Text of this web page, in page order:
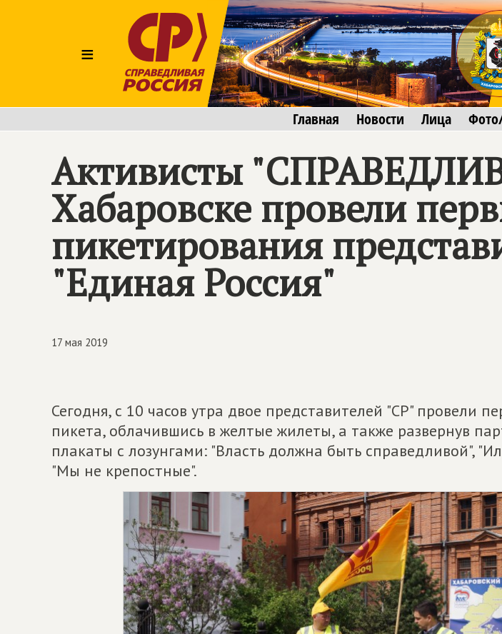
≡
Главная Новости Лица
Активисты
Хабаровске провели
пикетирования
"Единая Россия"
17 мая 2019
Сегодня, с 10 часов утра двое представителей "СР" провели
пикета, облачившись в желтые жилеты, а также развернув
плакаты с лозунгами: "Власть должна быть справедливой",
"Мы не крепостные".